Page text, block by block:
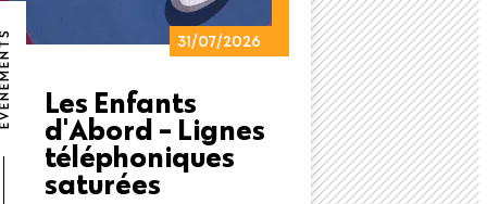
31/07/2026
Les Enfants
d'Abord - Lignes
téléphoniques
saturées